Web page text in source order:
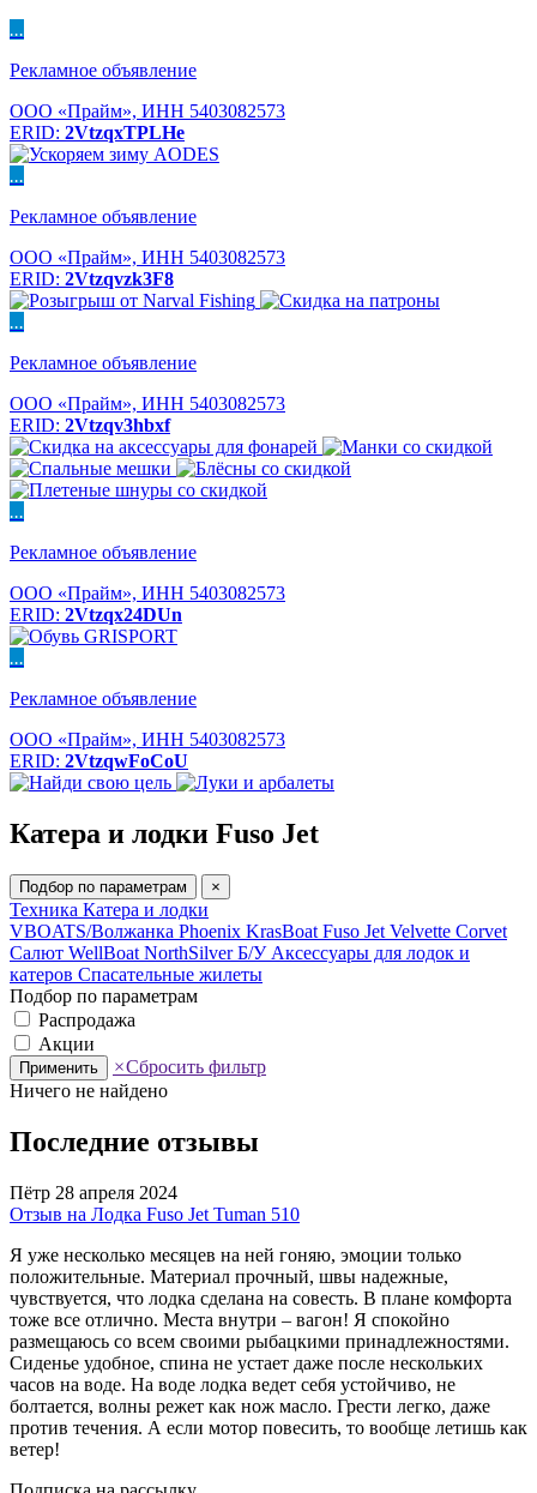
...
Рекламное объявление
ООО «Прайм», ИНН 5403082573
ERID: 2VtzqxTPLHe
...
Рекламное объявление
ООО «Прайм», ИНН 5403082573
ERID: 2Vtzqvzk3F8
...
Рекламное объявление
ООО «Прайм», ИНН 5403082573
ERID: 2Vtzqv3hbxf
...
Рекламное объявление
ООО «Прайм», ИНН 5403082573
ERID: 2Vtzqx24DUn
...
Рекламное объявление
ООО «Прайм», ИНН 5403082573
ERID: 2VtzqwFoCoU
Катера и лодки Fuso Jet
Подбор по параметрам ×
Техника Катера и лодки
VBOATS/Волжанка Phoenix KrasBoat Fuso Jet Velvette Corvet
Салют WellBoat NorthSilverБ/У Аксессуары для лодок и
катеров Спасательные жилеты
Подбор по параметрам
Распродажа
Акции
Применить ×Сбросить фильтр
Ничего не найдено
Последние отзывы
Пётр 28 апреля 2024
Отзыв на Лодка Fuso Jet Tuman 510
Я уже несколько месяцев на ней гоняю, эмоции только
положительные. Материал прочный, швы надежные,
чувствуется, что лодка сделана на совесть. В плане комфорта
тоже все отлично. Места внутри – вагон! Я спокойно
размещаюсь со всем своими рыбацкими принадлежностями.
Сиденье удобное, спина не устает даже после нескольких
часов на воде. На воде лодка ведет себя устойчиво, не
болтается, волны режет как нож масло. Грести легко, даже
против течения. А если мотор повесить, то вообще летишь как
ветер!